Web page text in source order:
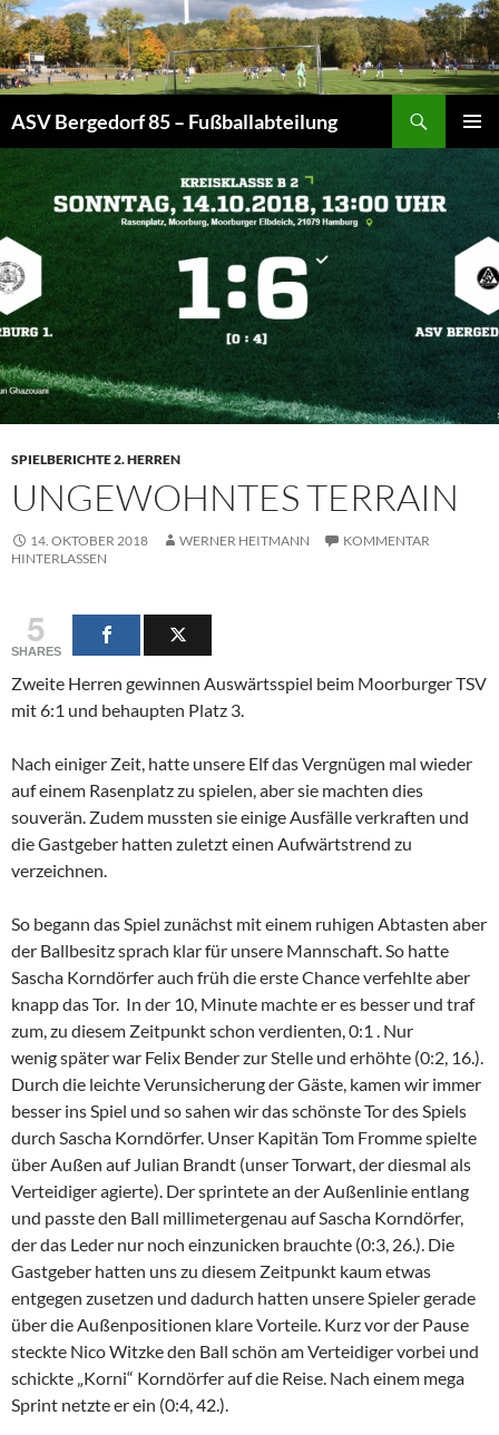
Zum
Inhalt
springen
ASV Bergedorf 85 – Fußballabteilung
MENÜ
SPIELBERICHTE 2. HERREN
UNGEWOHNTES TERRAIN
14. OKTOBER 2018 WERNER HEITMANN
KOMMENTAR
HINTERLASSEN
5
SHARES
Zweite Herren gewinnen Auswärtsspiel beim Moorburger TSV
mit 6:1 und behaupten Platz 3.
Nach einiger Zeit, hatte unsere Elf das Vergnügen mal wieder
auf einem Rasenplatz zu spielen, aber sie machten dies
souverän. Zudem mussten sie einige Ausfälle verkraften und
die Gastgeber hatten zuletzt einen Aufwärtstrend zu
verzeichnen.
So begann das Spiel zunächst mit einem ruhigen Abtasten aber
der Ballbesitz sprach klar für unsere Mannschaft. So hatte
Sascha Korndörfer auch früh die erste Chance verfehlte aber
knapp das Tor. In der 10, Minute machte er es besser und traf
zum, zu diesem Zeitpunkt schon verdienten, 0:1 . Nur
wenig später war Felix Bender zur Stelle und erhöhte (0:2, 16.).
Durch die leichte Verunsicherung der Gäste, kamen wir immer
besser ins Spiel und so sahen wir das schönste Tor des Spiels
durch Sascha Korndörfer. Unser Kapitän Tom Fromme spielte
über Außen auf Julian Brandt (unser Torwart, der diesmal als
Verteidiger agierte). Der sprintete an der Außenlinie entlang
und passte den Ball millimetergenau auf Sascha Korndörfer,
der das Leder nur noch einzunicken brauchte (0:3, 26.). Die
Gastgeber hatten uns zu diesem Zeitpunkt kaum etwas
entgegen zusetzen und dadurch hatten unsere Spieler gerade
über die Außenpositionen klare Vorteile. Kurz vor der Pause
steckte Nico Witzke den Ball schön am Verteidiger vorbei und
schickte „Korni“ Korndörfer auf die Reise. Nach einem mega
Sprint netzte er ein (0:4, 42.).